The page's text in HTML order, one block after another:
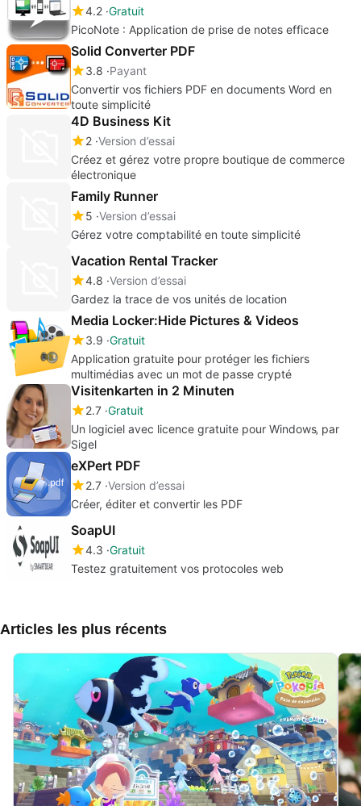
4.2 Gratuit
PicoNote : Application de prise de notes efficace
Solid Converter PDF
3.8 Payant
Convertir vos fichiers PDF en documents Word en
toute simplicité
4D Business Kit
2 Version d’essai
Créez et gérez votre propre boutique de commerce
électronique
Family Runner
5 Version d’essai
Gérez votre comptabilité en toute simplicité
Vacation Rental Tracker
4.8 Version d’essai
Gardez la trace de vos unités de location
Media Locker:Hide Pictures & Videos
3.9 Gratuit
Application gratuite pour protéger les fichiers
multimédias avec un mot de passe crypté
Visitenkarten in 2 Minuten
2.7 Gratuit
Un logiciel avec licence gratuite pour Windows‚ par
Sigel
eXPert PDF
2.7 Version d’essai
Créer, éditer et convertir les PDF
SoapUI
4.3 Gratuit
Testez gratuitement vos protocoles web
Articles les plus récents